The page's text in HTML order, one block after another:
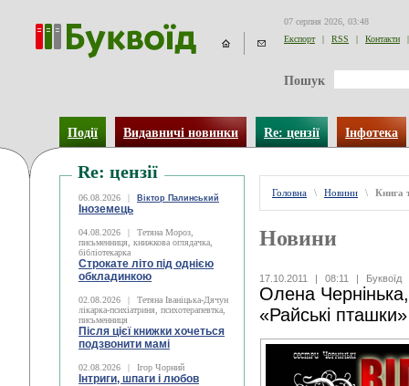
07 серпня 2026, 03:48
Експорт
| RSS | Контакти |
Пошук
Події Видавничі новинки Re: цензії Інфотека
Re: цензії
06.08.2026 | Віктор Палинський
Іноземець
04.08.2026 |
Тетяна Мороз,
письменниця, книжкова оглядачка,
бібліотекарка
Строкате літо під однією
обкладинкою
02.08.2026 |
Тетяна Іваніцька-Дячун
лікарка-психіатриня, психотерапевтка,
письменниця
Після цієї книжки хочеться
подзвонити мамі
02.08.2026 | Ігор Чорний
Інтриги, шпаги і любов
Головна \ Новини \ Книга
Новини
17.10.2011 | 08:11 | Буквоїд
Олена
«Райські пташки»